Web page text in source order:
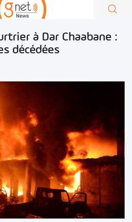
à Dar Chaabane :
décédées